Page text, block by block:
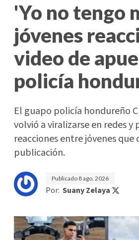
'Yo no tengo
jóvenes
video de
policía
El guapo policía hondureño
volvió a viralizarse en redes y
reacciones entre jóvenes
publicación.
Publicado 8 ago. 2026
Por: Suany Zelaya